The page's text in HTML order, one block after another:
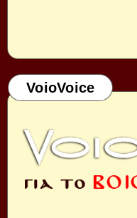
VoioVoice